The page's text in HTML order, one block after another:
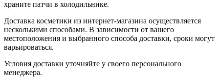
храните патчи в холодильнике.
Доставка косметики из интернет-магазина осуществляется
несколькими способами. В зависимости от вашего
местоположения и выбранного способа доставки, сроки могут
варьироваться.
Условия доставки уточняйте у своего персонального
менеджера.